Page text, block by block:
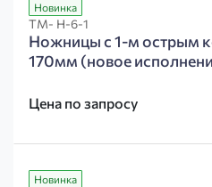
Новинка
ТМ- Н-6-1
Ножницы с 1-м острым
170мм (новое
Цена по запросу
Новинка